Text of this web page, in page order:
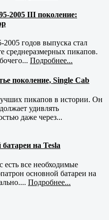
2005 III поколение:
годов выпуска стал
среднеразмерных пикапов.
Подробнее...
поколение, Single Cab
пикапов в истории. Он
удивлять
даже через...
на Tesla
есть все необходимые
основной батареи на
Подробнее...